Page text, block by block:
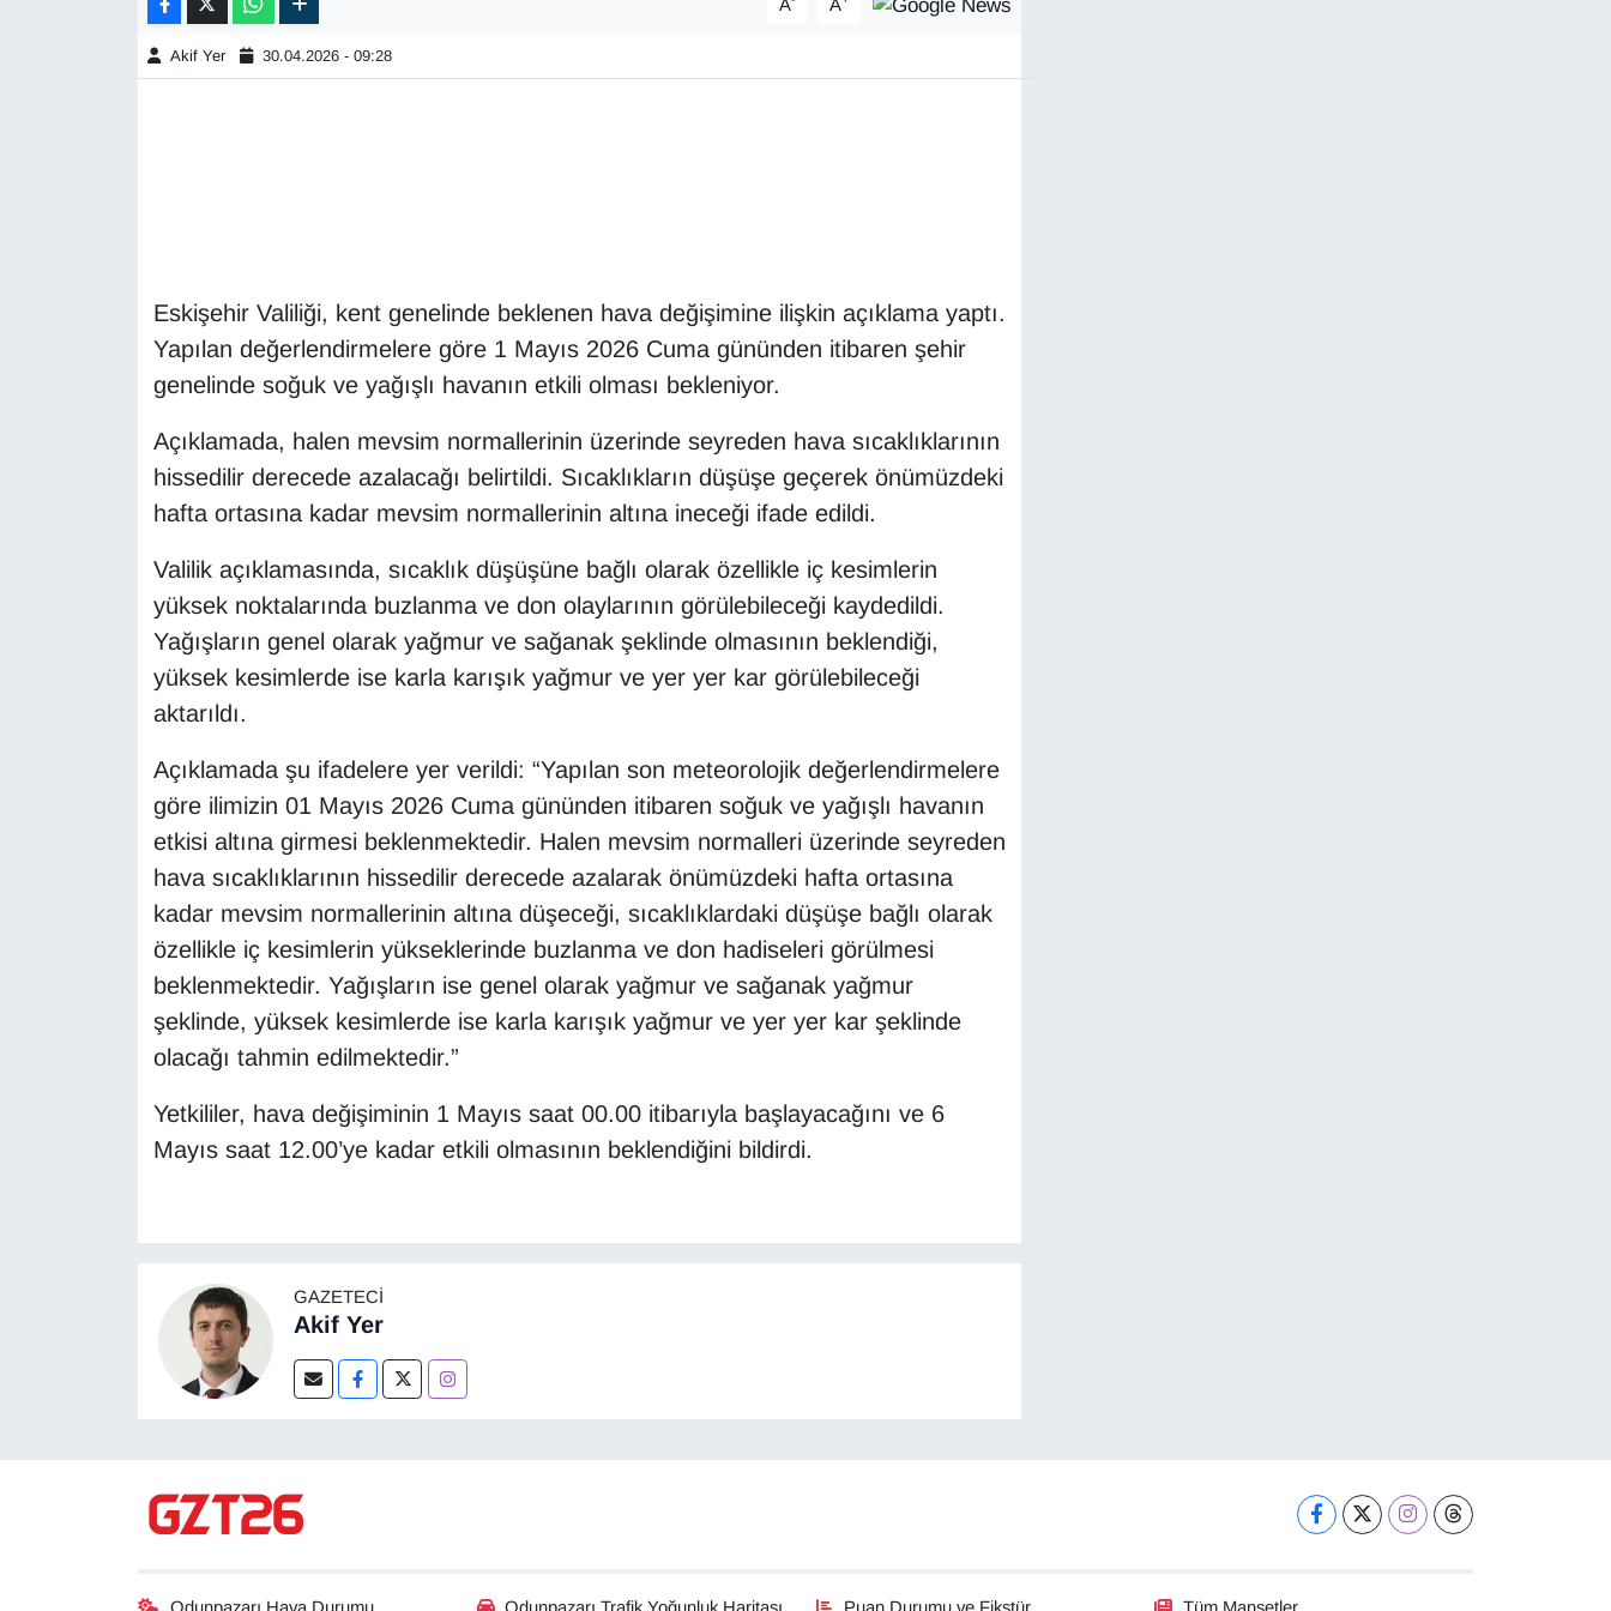
A A
Akif Yer 30.04.2026 - 09:28
Eskişehir Valiliği, kent genelinde beklenen hava değişimine ilişkin açıklama yaptı.
Yapılan değerlendirmelere göre 1 Mayıs 2026 Cuma gününden itibaren şehir
genelinde soğuk ve yağışlı havanın etkili olması bekleniyor.
Açıklamada, halen mevsim normallerinin üzerinde seyreden hava sıcaklıklarının
hissedilir derecede azalacağı belirtildi. Sıcaklıkların düşüşe geçerek önümüzdeki
hafta ortasına kadar mevsim normallerinin altına ineceği ifade edildi.
Valilik açıklamasında, sıcaklık düşüşüne bağlı olarak özellikle iç kesimlerin
yüksek noktalarında buzlanma ve don olaylarının görülebileceği kaydedildi.
Yağışların genel olarak yağmur ve sağanak şeklinde olmasının beklendiği,
yüksek kesimlerde ise karla karışık yağmur ve yer yer kar görülebileceği
aktarıldı.
Açıklamada şu ifadelere yer verildi: “Yapılan son meteorolojik değerlendirmelere
göre ilimizin 01 Mayıs 2026 Cuma gününden itibaren soğuk ve yağışlı havanın
etkisi altına girmesi beklenmektedir. Halen mevsim normalleri üzerinde seyreden
hava sıcaklıklarının hissedilir derecede azalarak önümüzdeki hafta ortasına
kadar mevsim normallerinin altına düşeceği, sıcaklıklardaki düşüşe bağlı olarak
özellikle iç kesimlerin yükseklerinde buzlanma ve don hadiseleri görülmesi
beklenmektedir. Yağışların ise genel olarak yağmur ve sağanak yağmur
şeklinde, yüksek kesimlerde ise karla karışık yağmur ve yer yer kar şeklinde
olacağı tahmin edilmektedir.”
Yetkililer, hava değişiminin 1 Mayıs saat 00.00 itibarıyla başlayacağını ve 6
Mayıs saat 12.00’ye kadar etkili olmasının beklendiğini bildirdi.
GAZETECI
Akif Yer
Odunpazarı Hava Durumu Odunpazarı Trafik Yoğunluk Haritası Puan Durumu ve Fikstür Tüm Manşetler